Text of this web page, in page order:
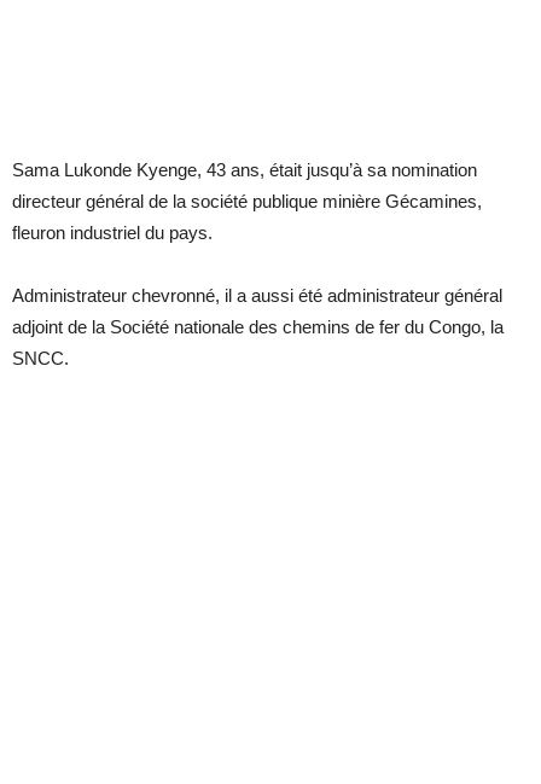
Sama Lukonde Kyenge, 43 ans, était jusqu’à sa nomination
directeur général de la société publique minière Gécamines,
fleuron industriel du pays.
Administrateur chevronné, il a aussi été administrateur général
adjoint de la Société nationale des chemins de fer du Congo, la
SNCC.